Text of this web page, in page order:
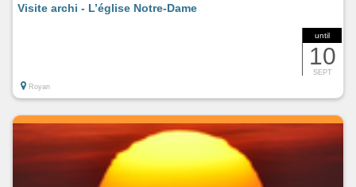
until
10
SEPT
Visite archi - L’église Notre-Dame
Royan